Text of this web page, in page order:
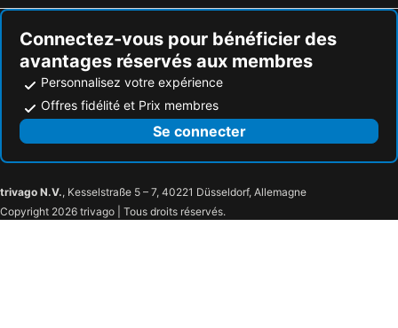
Connectez-vous pour bénéficier des
avantages réservés aux membres
Personnalisez votre expérience
Offres fidélité et Prix membres
Se connecter
trivago N.V., Kesselstraße 5 – 7, 40221 Düsseldorf, Allemagne
Copyright 2026 trivago | Tous droits réservés.